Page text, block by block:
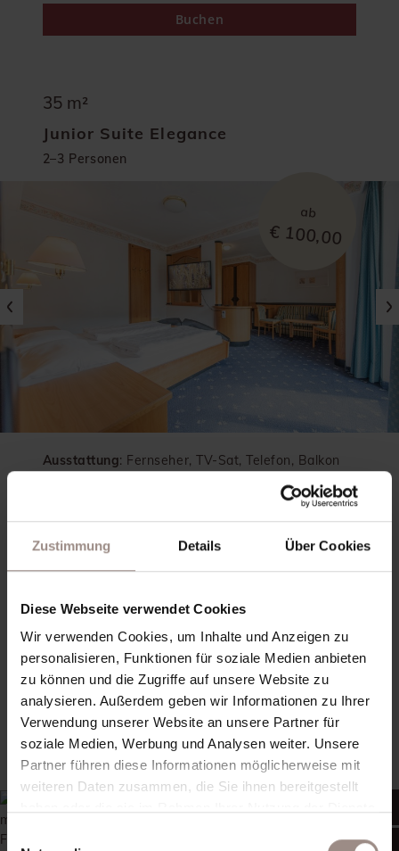
Zustimmung Details Über Cookies
Diese Webseite verwendet Cookies
Wir verwenden Cookies, um Inhalte und Anzeigen zu
personalisieren, Funktionen für soziale Medien anbieten
zu können und die Zugriffe auf unsere Website zu
analysieren. Außerdem geben wir Informationen zu Ihrer
Verwendung unserer Website an unsere Partner für
soziale Medien, Werbung und Analysen weiter. Unsere
Partner führen diese Informationen möglicherweise mit
weiteren Daten zusammen, die Sie ihnen bereitgestellt
Buchen
35 m²
Junior Suite Elegance
2–3 Personen
ab
€ 100,00
Ausstattung: Fernseher, TV-Sat, Telefon, Balkon
Buchen
30 m²
Junior Suite De Lux
2 Personen
€ 105,00